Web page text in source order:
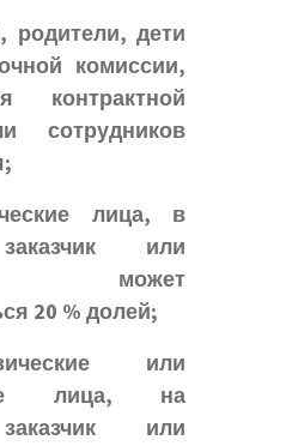
родители, дети
комиссии,
контрактной
сотрудников
лица, в
или
может
20 % долей;
или
лица, на
или